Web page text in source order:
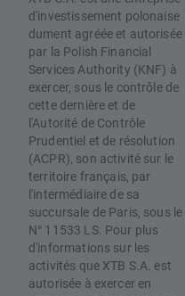
d'investissement polonaise
dument agréée et autorisée
par la Polish Financial
Services Authority (KNF) à
exercer, sous le contrôle de
cette dernière et de
l'Autorité de Contrôle
Prudentiel et de résolution
(ACPR), son activité sur le
territoire français, par
l'intermédiaire de sa
succursale de Paris, sous le
N° 11533 LS. Pour plus
d'informations sur les
activités que XTB S.A. est
autorisée à exercer en